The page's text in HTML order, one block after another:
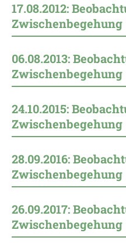
17.08.2012:
Zwischenbegehung
06.08.2013:
Zwischenbegehung
24.10.2015:
Zwischenbegehung
28.09.2016:
Zwischenbegehung
26.09.2017:
Zwischenbegehung